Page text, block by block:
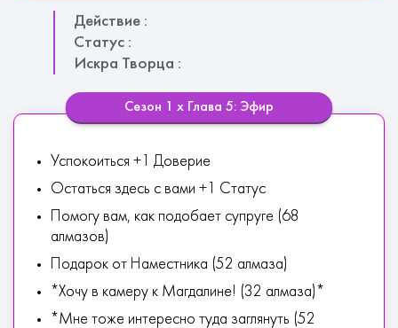
Действие :
Статус :
Искра Творца :
Сезон 1 х Глава 5: Эфир
Успокоиться +1 Доверие
Остаться здесь с вами +1 Статус
Помогу вам, как подобает супруге (68
алмазов)
Подарок от Наместника (52 алмаза)
*Хочу в камеру к Магдалине! (32 алмаза)*
*Мне тоже интересно туда заглянуть (52